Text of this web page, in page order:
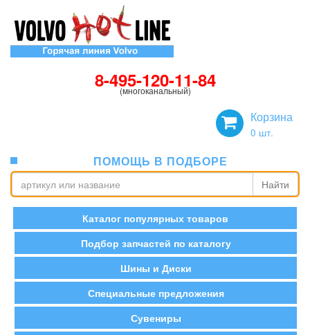
8-495-120-11-84
(многоканальный)
Корзина
0 шт.
ПОМОЩЬ В ПОДБОРЕ
Найти
Каталог популярных товаров
Подбор запчастей по каталогу
Шины и Диски
Специальные предложения
Сувениры